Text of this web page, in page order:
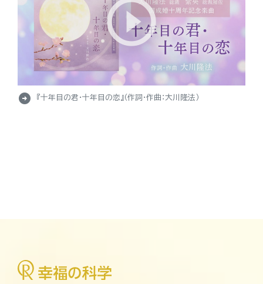
arrow_circle_right 『十年目の君・十年目の恋』（作詞・作曲：大川隆法）